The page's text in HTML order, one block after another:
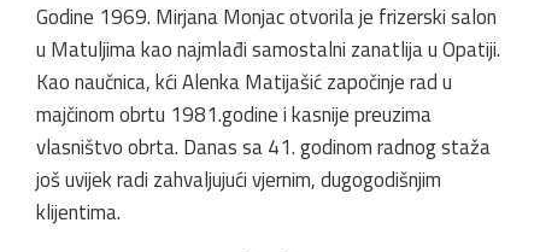
Godine 1969. Mirjana Monjac otvorila je frizerski salon
u Matuljima kao najmlađi samostalni zanatlija u Opatiji.
Kao naučnica, kći Alenka Matijašić započinje rad u
majčinom obrtu 1981.godine i kasnije preuzima
vlasništvo obrta. Danas sa 41. godinom radnog staža
još uvijek radi zahvaljujući vjernim, dugogodišnjim
klijentima.